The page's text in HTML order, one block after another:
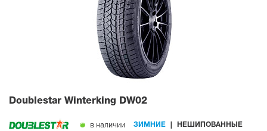
Doublestar Winterking DW02
в наличии ЗИМНИЕ НЕШИПОВАННЫЕ